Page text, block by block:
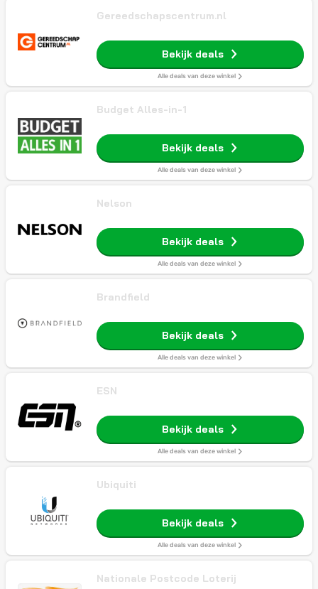
Gereedschapscentrum.nl
Bekijk deals
Alle deals van deze winkel
Budget Alles-in-1
Bekijk deals
Alle deals van deze winkel
Nelson
Bekijk deals
Alle deals van deze winkel
Brandfield
Bekijk deals
Alle deals van deze winkel
ESN
Bekijk deals
Alle deals van deze winkel
Ubiquiti
Bekijk deals
Alle deals van deze winkel
Nationale Postcode Loterij